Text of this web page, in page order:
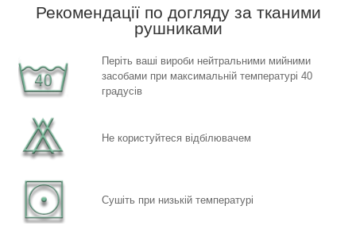
Рекомендації по догляду за тканими
рушниками
Періть ваші вироби нейтральними мийними
засобами при максимальній температурі 40
градусів
Не користуйтеся відбілювачем
Сушіть при низькій температурі